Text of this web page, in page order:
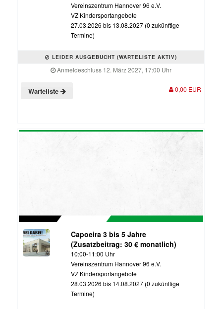
Vereinszentrum Hannover 96 e.V.
VZ Kindersportangebote
27.03.2026 bis 13.08.2027 (0 zukünftige
Termine)
LEIDER AUSGEBUCHT (WARTELISTE AKTIV)
Anmeldeschluss 12. März 2027, 17:00 Uhr
Warteliste 0,00 EUR
Capoeira 3 bis 5 Jahre
(Zusatzbeitrag: 30 € monatlich)
10:00-11:00 Uhr
Vereinszentrum Hannover 96 e.V.
VZ Kindersportangebote
28.03.2026 bis 14.08.2027 (0 zukünftige
Termine)